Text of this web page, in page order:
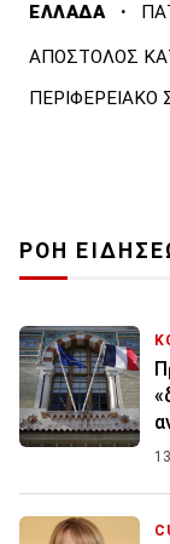
ΕΛΛΑΔΑ ·
ΑΠΟΣΤΟΛΟΣ
ΠΕΡΙΦΕΡΕΙΑΚΟ
ΡΟΗ